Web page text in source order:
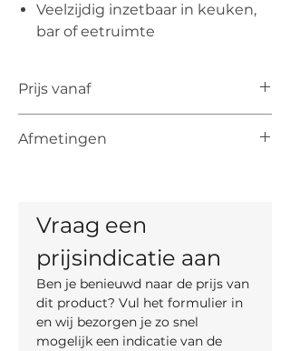
Veelzijdig inzetbaar in keuken,
bar of eetruimte
Prijs vanaf
het artikel. De uiteindelijke prijs is
Afmetingen
Breedte: 52 cm
Diepte: 52 cm
Vraag een
prijsindicatie aan
Ben je benieuwd naar de prijs van
dit product? Vul het formulier in
en wij bezorgen je zo snel
mogelijk een indicatie van de